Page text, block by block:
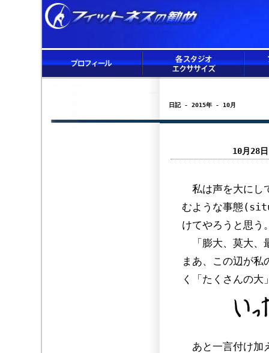
日記 - 2015年 - 10月
10月28
私は声を大にし
むような事態
けてやろうと思う
「膨大、莫大、
まあ、この辺が
く「たくさんの大
あと一言付け加